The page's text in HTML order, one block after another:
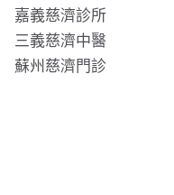
嘉義慈濟診所
三義慈濟中醫
蘇州慈濟門診